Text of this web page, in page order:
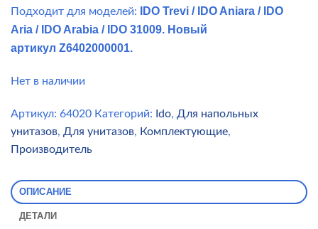
Подходит для моделей:
IDO Trevi / IDO Aniara / IDO
Aria / IDO Arabia / IDO 31009. Новый
артикул Z6402000001.
Нет в наличии
Артикул: 64020 Категорий: Ido, Для напольных
унитазов, Для унитазов, Комплектующие,
Производитель
ОПИСАНИЕ
ДЕТАЛИ